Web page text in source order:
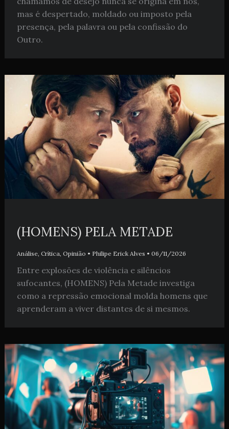
mas é despertado, moldado ou imposto pela
presença, pela palavra ou pela confissão do
Outro.
(HOMENS) PELA METADE
Análise, Crítica Opinião • Philipe Erick Alves • 06/11/2026
Entre explosões de violência e silêncios
sufocantes, (HOMENS) Pela Metade investiga
como a repressão emocional molda homens que
aprenderam a viver distantes de si mesmos.